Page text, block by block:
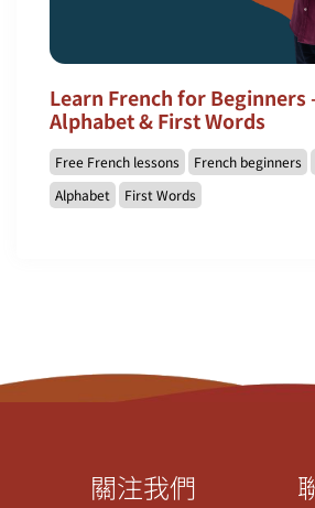
Learn French for Beginners
Alphabet & First Words
Free French lessons French beginners
Alphabet
First Words
關注我們